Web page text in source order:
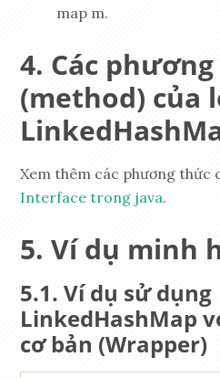
map m.
Các
(method) của
Xem thêm các phương thức
Interface trong java.
Ví dụ minh
Ví dụ sử dụng
LinkedHashMap
cơ bản (Wrapper)